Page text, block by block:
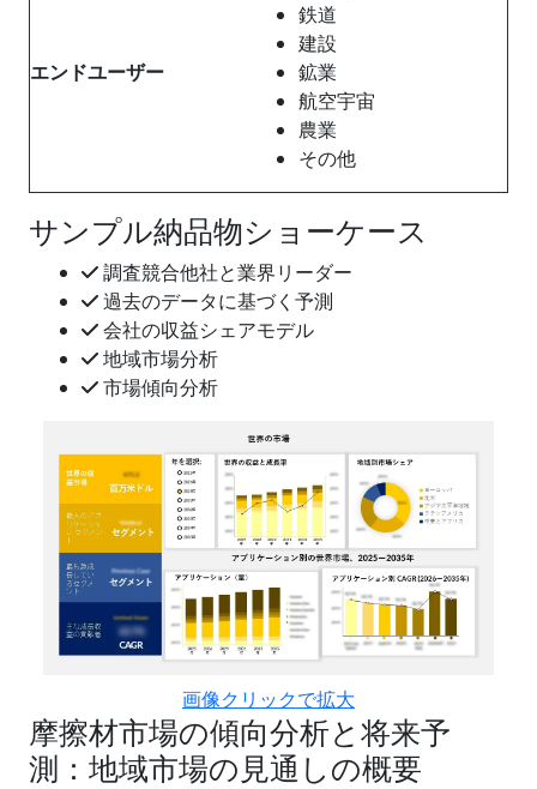
エンドユーザー
鉄道
建設
鉱業
航空宇宙
農業
その他
サンプル納品物ショーケース
調査競合他社と業界リーダー
過去のデータに基づく予測
会社の収益シェアモデル
地域市場分析
市場傾向分析
画像クリックで拡大
摩擦材市場の傾向分析と将来予
測：地域市場の見通しの概要